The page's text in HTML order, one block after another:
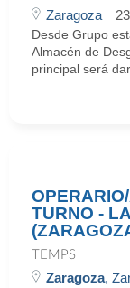
Zaragoza
Desde Grupo
Almacén de
principal será
TURNO -
TEMPS
Zaragoza,